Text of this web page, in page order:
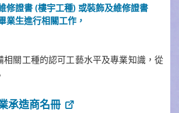
修證書 (樓宇工種) 或裝飾及維修證書
業生進行相關工作，
相關工種的認可工藝水平及專業知識，從
承造商名冊